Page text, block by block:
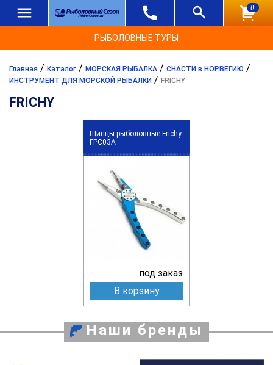
0
РЫБОЛОВНЫЕ ТУРЫ
Главная / Каталог / МОРСКАЯ РЫБАЛКА / СНАСТИ в НОРВЕГИЮ /
ИНСТРУМЕНТ ДЛЯ МОРСКОЙ РЫБАЛКИ / FRICHY
FRICHY
Щипцы рыболовные Frichy
FPC03A
под заказ
В корзину
Наши бренды